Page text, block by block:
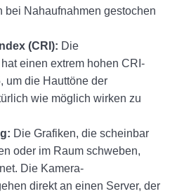
bei Nahaufnahmen gestochen
(CRI): Die
einen extrem hohen CRI-
um die Hauttöne der
wie möglich wirken zu
Die Grafiken, die scheinbar
oder im Raum schweben,
Die Kamera-
direkt an einen Server, der